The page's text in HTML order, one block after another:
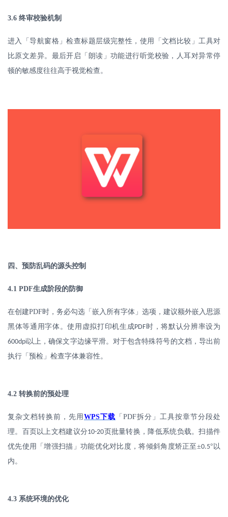
3.6 终审校验机制
进入「导航窗格」检查标题层级完整性，使用「文档比较」工具对
比原文差异。最后开启「朗读」功能进行听觉校验，人耳对异常停
顿的敏感度往往高于视觉检查。
四、预防乱码的源头控制
4.1 PDF生成阶段的防御
在创建PDF时，务必勾选「嵌入所有字体」选项，建议额外嵌入思源
黑体等通用字体。使用虚拟打印机生成PDF 时，将默认分辨率设为
600dpi以上，确保文字边缘平滑。对于包含特殊符号的文档，导出前
执行「预检」检查字体兼容性。
4.2 转换前的预处理
复杂文档转换前，先用 WPS下载 「 PDF拆分」工具按章节分段处
理。百页以上文档建议分10-20页批量转换，降低系统负载。扫描件
优先使用「增强扫描」功能优化对比度，将倾斜角度矫正至±0.5°以
内。
4.3 系统环境的优化